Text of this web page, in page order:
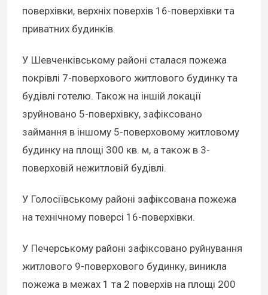
поверхівки, верхніх поверхів 16-поверхівки та
приватних будинків.
У Шевченківському районі сталася пожежа
покрівлі 7-поверхового житлового будинку та
будівлі готелю. Також на іншій локації
зруйновано 5-поверхівку, зафіксовано
займання в іншому 5-поверховому житловому
будинку на площі 300 кв. м, а також в 3-
поверховій нежитловій будівлі.
У Голосіївському районі зафіксована пожежа
на технічному поверсі 16-поверхівки.
У Печерському районі зафіксовано руйнування
житлового 9-поверхового будинку, виникла
пожежа в межах 1 та 2 поверхів на площі 200